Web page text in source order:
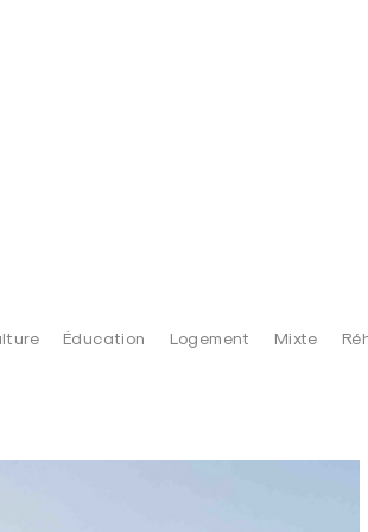
Éducation Logement Mixte